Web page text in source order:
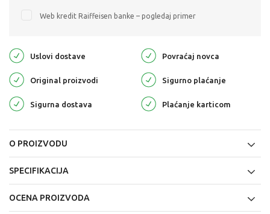
Web kredit Raiffeisen banke – pogledaj primer
Uslovi dostave Povraćaj novca
Original proizvodi Sigurno plaćanje
Sigurna dostava Plaćanje karticom
O PROIZVODU
SPECIFIKACIJA
OCENA PROIZVODA